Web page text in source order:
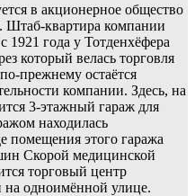
в акционерное общество
Штаб-квартира компании
1921 года у Тотденхёфера
который велась торговля
прежнему остаётся
компании. Здесь, на
3-этажный гараж для
находилась
помещения этого гаража
Скорой медицинской
торговый центр
на одноимённой улице.